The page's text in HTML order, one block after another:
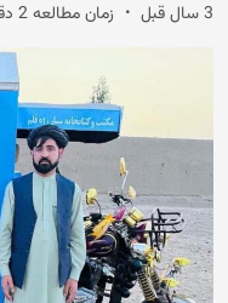
3 سال قبل زمان مطالعه 2 دقیقه